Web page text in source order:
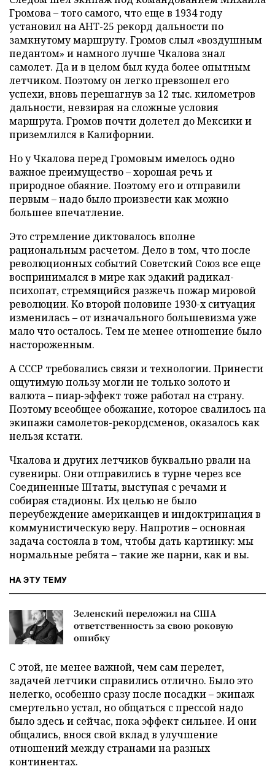
Громова – того самого, что еще в 1934 году
установил на АНТ-25 рекорд дальности по
замкнутому маршруту. Громов слыл «воздушным
педантом» и намного лучше Чкалова знал
самолет. Да и в целом был куда более опытным
летчиком. Поэтому он легко превзошел его
успехи, вновь перешагнув за 12 тыс. километров
дальности, невзирая на сложные условия
маршрута. Громов почти долетел до Мексики и
приземлился в Калифорнии.
Но у Чкалова перед Громовым имелось одно
важное преимущество – хорошая речь и
природное обаяние. Поэтому его и отправили
первым – надо было произвести как можно
большее впечатление.
Это стремление диктовалось вполне
рациональным расчетом. Дело в том, что после
революционных событий Советский Союз все еще
воспринимался в мире как эдакий радикал-
психопат, стремящийся разжечь пожар мировой
революции. Ко второй половине 1930-х ситуация
изменилась – от изначального большевизма уже
мало что осталось. Тем не менее отношение было
настороженным.
А СССР требовались связи и технологии. Принести
ощутимую пользу могли не только золото и
валюта – пиар-эффект тоже работал на страну.
Поэтому всеобщее обожание, которое свалилось на
экипажи самолетов-рекордсменов, оказалось как
нельзя кстати.
Чкалова и других летчиков буквально рвали на
сувениры. Они отправились в турне через все
Соединенные Штаты, выступая с речами и
собирая стадионы. Их целью не было
переубеждение американцев и индоктринация в
коммунистическую веру. Напротив – основная
задача состояла в том, чтобы дать картинку: мы
нормальные ребята – такие же парни, как и вы.
НА ЭТУ ТЕМУ
Зеленский переложил на США
ответственность за свою роковую
ошибку
С этой, не менее важной, чем сам перелет,
задачей летчики справились отлично. Было это
нелегко, особенно сразу после посадки – экипаж
смертельно устал, но общаться с прессой надо
было здесь и сейчас, пока эффект сильнее. И они
общались, внося свой вклад в улучшение
отношений между странами на разных
континентах.